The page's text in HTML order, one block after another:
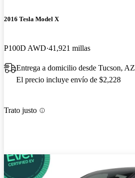
2016 Tesla Model X
P100D AWD 41,921 millas
Entrega a domicilio desde Tucson, AZ
El precio incluye envío de $2,228
Trato justo